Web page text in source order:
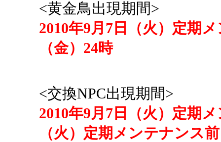
<黄金鳥出現期間>
2010年9月7日（火）定期
（金）24時
<交換NPC出現期間>
2010年9月7日（火）定期
（火）定期メンテナンス前